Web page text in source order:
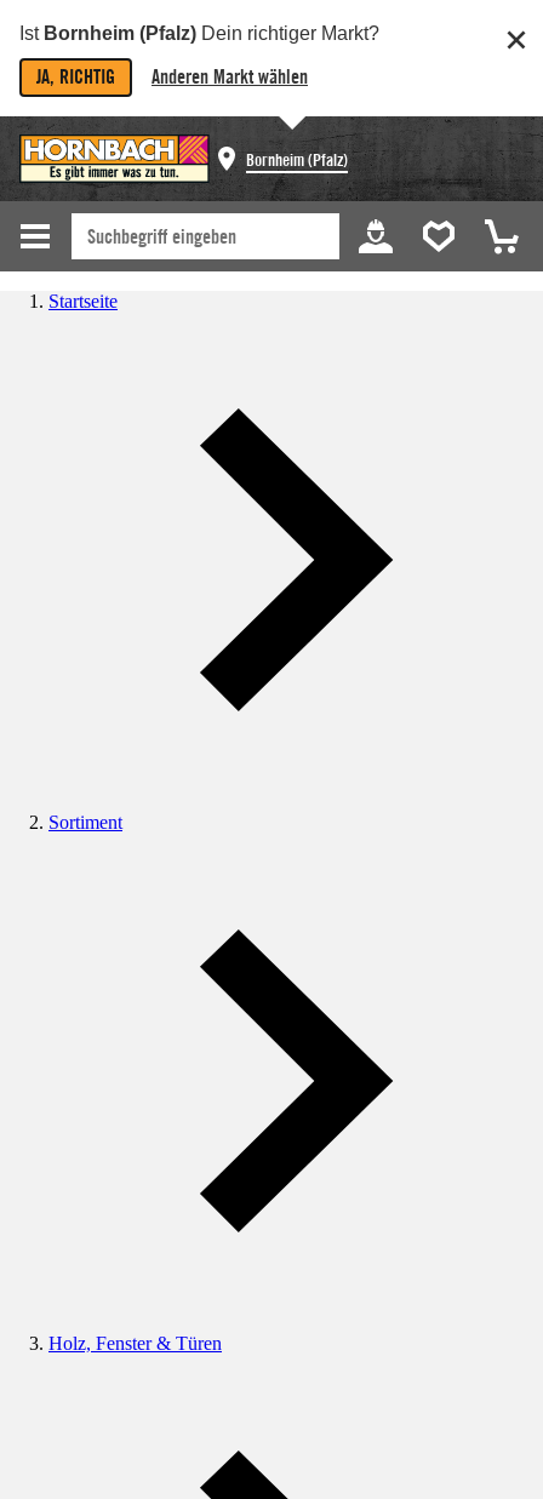
Ist Bornheim (Pfalz) Dein richtiger Markt?
JA, RICHTIG Anderen Markt wählen
Bornheim (Pfalz)
Startseite
Sortiment
Holz, Fenster & Türen